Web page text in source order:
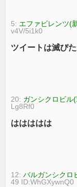
5: エファビレンツ(
v4V/5i1k0
ツイートは滅び
20: ガンシクロビル
Lg8Rf0
ははははは
12:バルガンシクロ
49 ID:WhGXywnQ0